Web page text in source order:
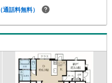
（通話料無料）